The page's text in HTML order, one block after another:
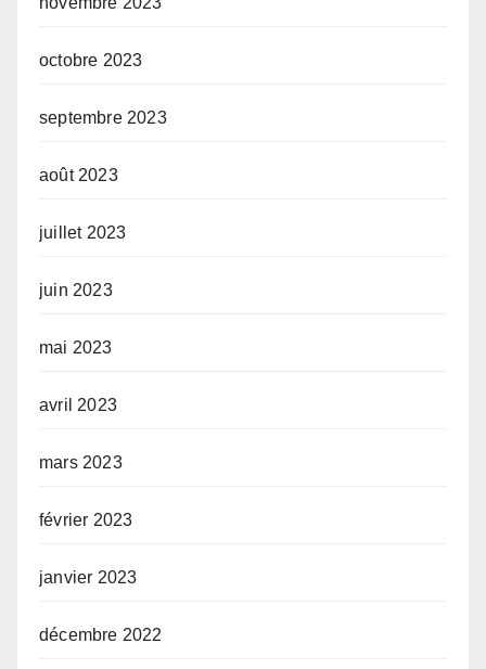
octobre 2023
septembre 2023
août 2023
juillet 2023
juin 2023
mai 2023
avril 2023
mars 2023
février 2023
janvier 2023
décembre 2022